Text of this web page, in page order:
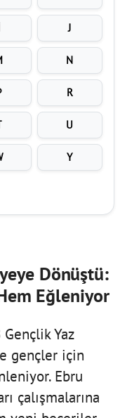
J
N
R
U
Y
Dönüştü:
Eğleniyor
Yaz
gençler için
Ebru
çalışmalarına